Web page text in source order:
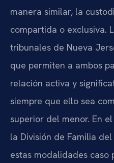
manera similar, la
compartida o exclusiva.
tribunales de Nueva
que permiten a ambos
relación activa y
siempre que ello sea
superior del menor. En
la División de Familia
estas modalidades caso